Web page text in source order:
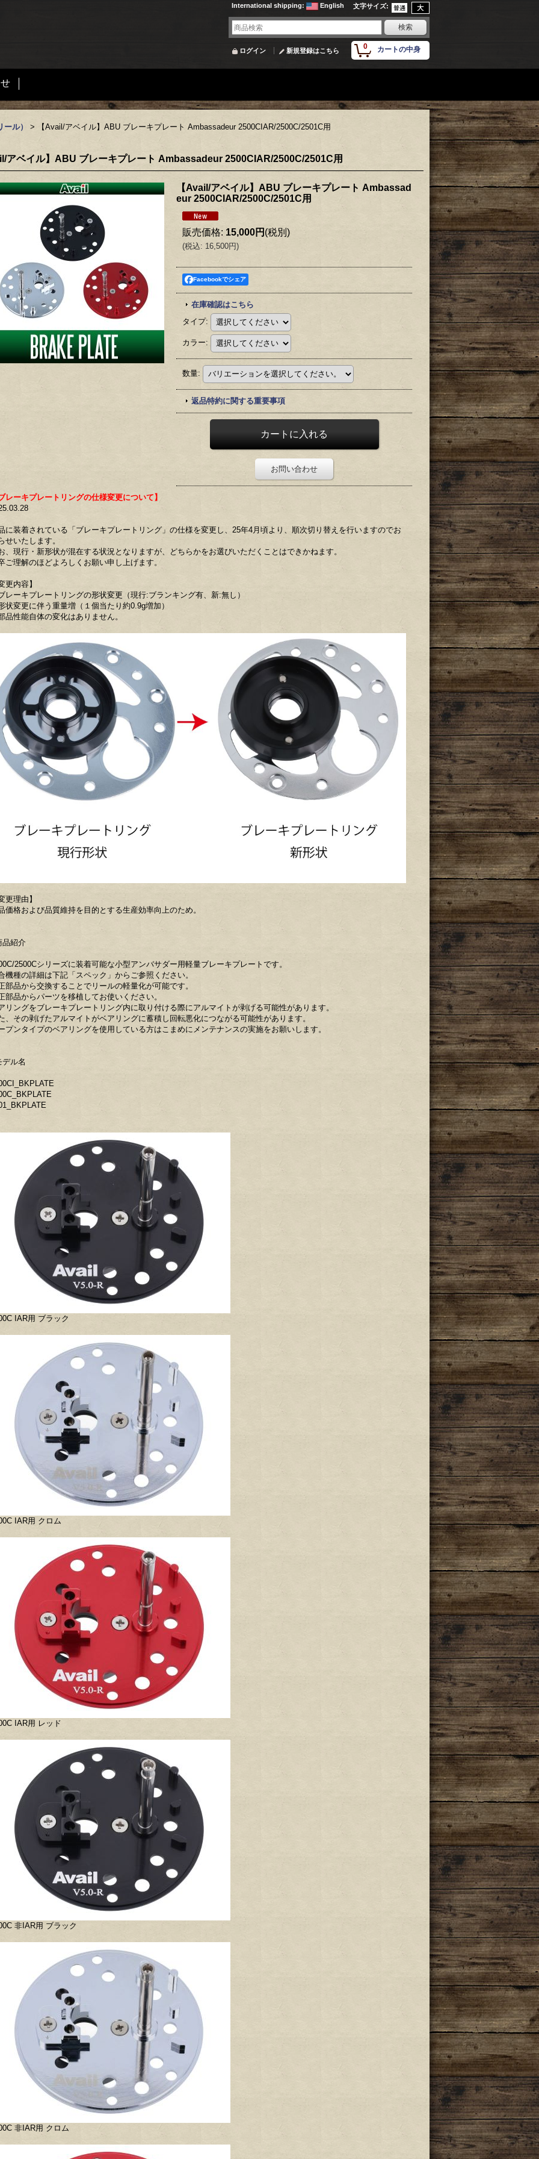
文字サイズ:
International shipping: English
0 カートの中身
ログイン 新規登録はこちら
ル） > 【Avail/アベイル】ABU ブレーキプレート Ambassadeur 2500CIAR/2500C/2501C用
アベイル】ABU ブレーキプレート Ambassadeur 2500CIAR/2500C/2501C用
【Avail/アベイル】ABU ブレーキプレート Ambassad
eur 2500CIAR/2500C/2501C用
販売価格: 15,000円 (税別)
(税込: 16,500円)
Facebookでシェア
在庫確認はこちら
タイプ:
カラー:
数量:
返品特約に関する重要事項
お問い合わせ
レーキプレートリングの仕様変更について】
に装着されている「ブレーキプレートリング」の仕様を変更し、25年4月頃より、順次切り替えを行いますのでお
せいたします。
、現行・新形状が混在する状況となりますが、どちらかをお選びいただくことはできかねます。
ご理解のほどよろしくお願い申し上げます。
更内容】
レーキプレートリングの形状変更（現行:ブランキング有、新:無し）
状変更に伴う重量増（１個当たり約0.9g増加）
品性能自体の変化はありません。
更理由】
価格および品質維持を目的とする生産効率向上のため。
品紹介
2500Cシリーズに装着可能な小型アンバサダー用軽量ブレーキプレートです。
機種の詳細は下記「スペック」からご参照ください。
部品から交換することでリールの軽量化が可能です。
部品からパーツを移植してお使いください。
リングをブレーキプレートリング内に取り付ける際にアルマイトが剥げる可能性があります。
、その剥げたアルマイトがベアリングに蓄積し回転悪化につながる可能性があります。
プンタイプのベアリングを使用している方はこまめにメンテナンスの実施をお願いします。
デル名
IAR用 ブラック
IAR用 クロム
IAR用 レッド
非IAR用 ブラック
非IAR用 クロム